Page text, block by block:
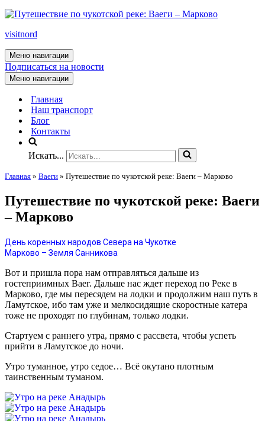
visitnord
Меню навигации
Подписаться на новости
Меню навигации
Главная
Наш транспорт
Блог
Контакты
Искать...
Главная » Ваеги » Путешествие по чукотской реке: Ваеги – Марково
Путешествие по чукотской реке: Ваеги
– Марково
День коренных народов Севера на Чукотке
Марково – Земля Санникова
Вот и пришла пора нам отправляться дальше из
гостеприимных Ваег. Дальше нас ждет переход по Реке в
Марково, где мы пересядем на лодки и продолжим наш путь в
Ламутское, ибо там уже и мелкосидящие скоростные катера
тоже не проходят по глубинам, только лодки.
Стартуем с раннего утра, прямо с рассвета, чтобы успеть
прийти в Ламутское до ночи.
Утро туманное, утро седое… Всё окутано плотным
таинственным туманом.